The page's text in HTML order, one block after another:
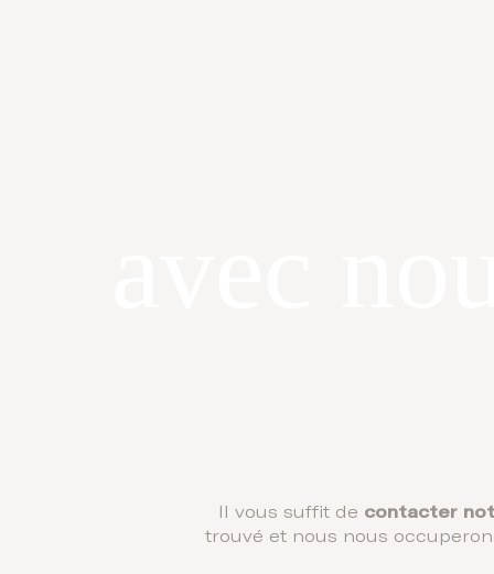
Il vous suffit de contacter
trouvé et nous nous